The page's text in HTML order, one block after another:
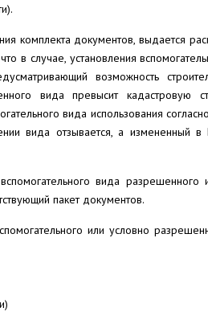
комплекта документов, выдается
в случае, установления
возможность
вида превысит кадастровую
вида использования
вида отзывается, а измененный в
вида разрешенного
пакет документов.
или условно